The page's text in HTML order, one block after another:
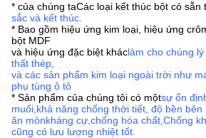
* của chúng taCác loại kết thúc bột có sẵn
sắc và kết thúc
* Bao gồm hiệu ứng kim loại, hiệu ứng
bột MDF
và hiệu ứng đặc biệt kháclàm cho chúng
thất thép,
và các sản phẩm kim loại ngoài trời như
phụ tùng ô tô
* Sản phẩm của chúng tôi có mộtsự ổn
muối, khả năng chống thời tiết, độ bền bên
ăn mònkháng cự, chống hóa chất, Chống
cũng có lưu lượng nhiệt tốt.